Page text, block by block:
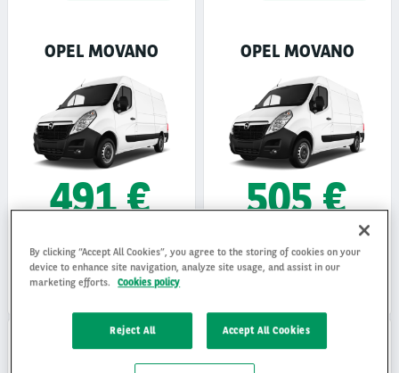
OPEL MOVANO
491 €
4D
Bez DPH
48 mesiacov -15000 km/rok
OPEL MOVANO
505 €
3,5HD 4D
Bez DPH
Dostupné ihneď Dostupné ihneď
By clicking “Accept All Cookies”, you agree to the storing of cookies on your
device to enhance site navigation, analyze site usage, and assist in our
marketing efforts.
Cookies policy
Reject All Accept All Cookies